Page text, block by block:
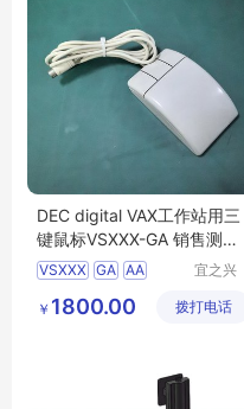
DEC digital VAX工作站用三
键鼠标VSXXX-GA 销售测试
维修
VSXXX GA AA
宜之兴
科技有限
￥ 1800.00 拨打电话